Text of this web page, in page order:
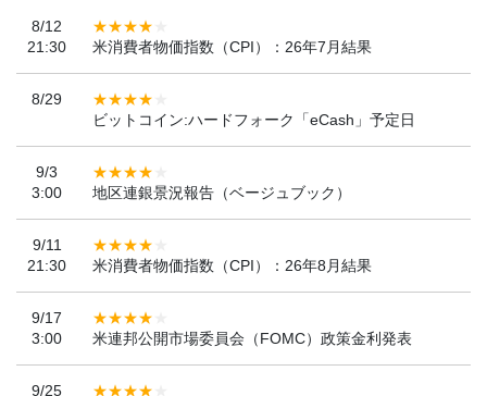
8/12
21:30
米消費者物価指数（CPI）：26年7月結果
8/29
ビットコイン:ハードフォーク「eCash」予定日
9/3
3:00
地区連銀景況報告（ベージュブック）
9/11
21:30
米消費者物価指数（CPI）：26年8月結果
9/17
3:00
米連邦公開市場委員会（FOMC）政策金利発表
9/25